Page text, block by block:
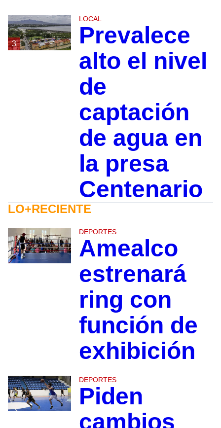
3
LOCAL
Prevalece
alto el nivel
de
captación
de agua en
la presa
Centenario
LO+RECIENTE
DEPORTES
Amealco
estrenará
ring con
función de
exhibición
DEPORTES
Piden
cambios